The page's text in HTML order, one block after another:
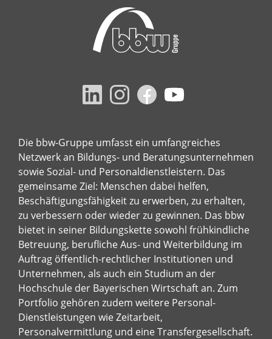
Die bbw-Gruppe umfasst ein umfangreiches
Netzwerk an Bildungs- und Beratungsunternehmen
sowie Sozial- und Personaldienstleistern. Das
gemeinsame Ziel: Menschen dabei helfen,
Beschäftigungsfähigkeit zu erwerben, zu erhalten,
zu verbessern oder wieder zu gewinnen. Das bbw
bietet in seiner Bildungskette sowohl frühkindliche
Betreuung, berufliche Aus- und Weiterbildung im
Auftrag öffentlich-rechtlicher Institutionen und
Unternehmen, als auch ein Studium an der
Hochschule der Bayerischen Wirtschaft an. Zum
Portfolio gehören zudem weitere Personal-
Dienstleistungen wie Zeitarbeit,
Personalvermittlung und eine Transfergesellschaft.